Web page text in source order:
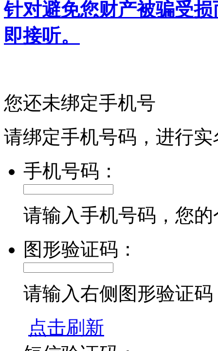
针对避免您财产被骗受
即接听。
您还未绑定手机号
请绑定手机号码，进行
手机号码：
请输入手机号码，您
图形验证码：
请输入右侧图形验证码
点击刷新